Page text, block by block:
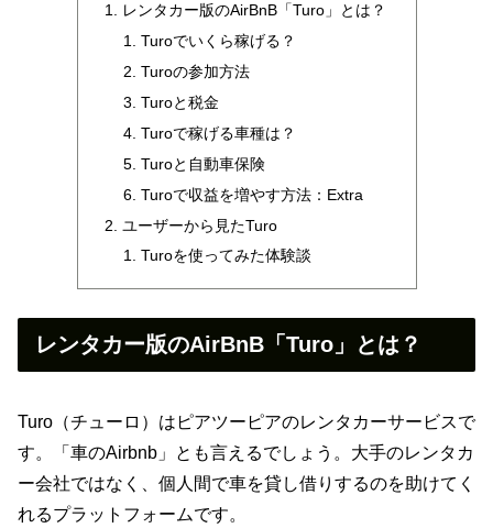
レンタカー版のAirBnB「Turo」とは？
Turoでいくら稼げる？
Turoの参加方法
Turoと税金
Turoで稼げる車種は？
Turoと自動車保険
Turoで収益を増やす方法：Extra
ユーザーから見たTuro
Turoを使ってみた体験談
レンタカー版のAirBnB「Turo」とは？
Turo（チューロ）はピアツーピアのレンタカーサービスで
す。「車のAirbnb」とも言えるでしょう。大手のレンタカ
ー会社ではなく、個人間で車を貸し借りするのを助けてく
れるプラットフォームです。